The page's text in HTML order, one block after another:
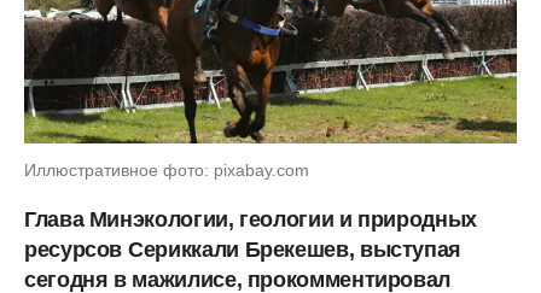
Иллюстративное фото: pixabay.com
Глава Минэкологии, геологии и природных
ресурсов Сериккали Брекешев, выступая
сегодня в мажилисе, прокомментировал